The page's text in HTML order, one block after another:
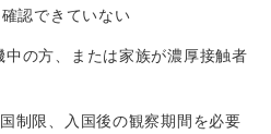
認できていない
中の⽅、または家族が濃厚接触者
制限、⼊国後の観察期間を必要